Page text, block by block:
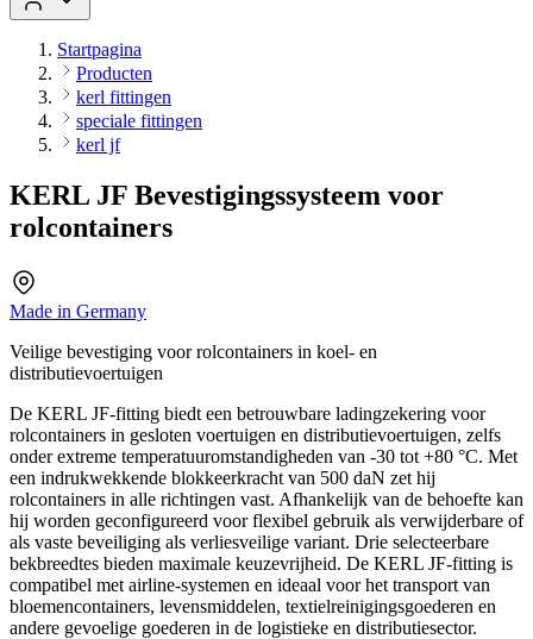
Startpagina
Producten
kerl fittingen
speciale fittingen
kerl jf
KERL JF Bevestigingssysteem voor
rolcontainers
Made in Germany
Veilige bevestiging voor rolcontainers in koel- en
distributievoertuigen
De KERL JF-fitting biedt een betrouwbare ladingzekering voor
rolcontainers in gesloten voertuigen en distributievoertuigen, zelfs
onder extreme temperatuuromstandigheden van -30 tot +80 °C. Met
een indrukwekkende blokkeerkracht van 500 daN zet hij
rolcontainers in alle richtingen vast. Afhankelijk van de behoefte kan
hij worden geconfigureerd voor flexibel gebruik als verwijderbare of
als vaste beveiliging als verliesveilige variant. Drie selecteerbare
bekbreedtes bieden maximale keuzevrijheid. De KERL JF-fitting is
compatibel met airline-systemen en ideaal voor het transport van
bloemencontainers, levensmiddelen, textielreinigingsgoederen en
andere gevoelige goederen in de logistieke en distributiesector.